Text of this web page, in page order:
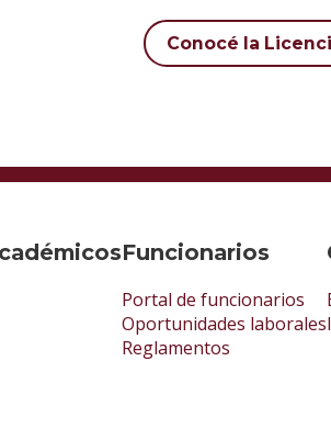
Conocé la
Funcionarios
Portal de funcionarios
Oportunidades laborales
Reglamentos